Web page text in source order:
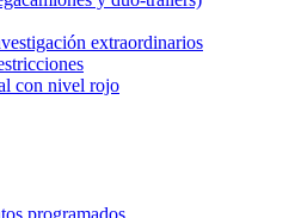
extraordinarios
con nivel rojo